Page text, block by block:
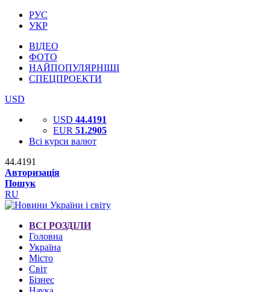
РУС
УКР
ВІДЕО
ФОТО
НАЙПОПУЛЯРНІШІ
СПЕЦПРОЕКТИ
USD
USD 44.4191
EUR 51.2905
Всі курси валют
44.4191
Авторизація
Пошук
RU
ВСІ РОЗДІЛИ
Головна
Україна
Місто
Світ
Бізнес